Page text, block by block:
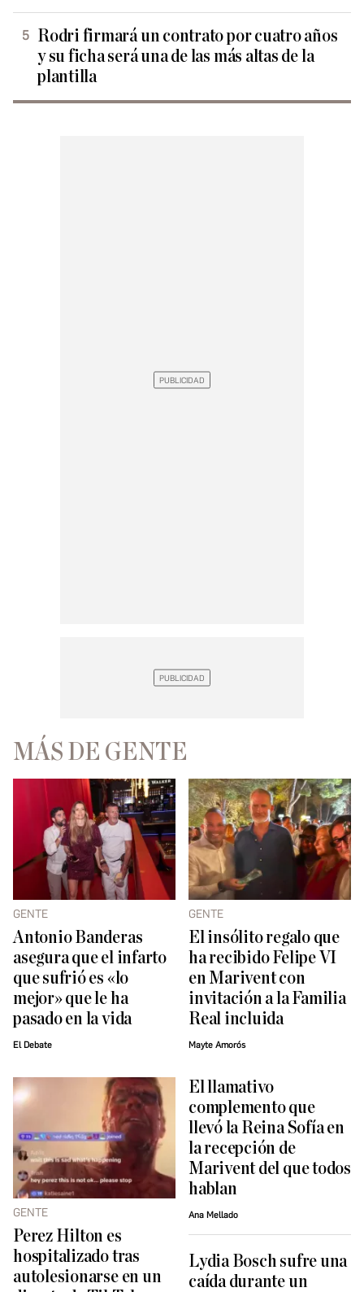
Rodri firmará un contrato por cuatro años
y su ficha será una de las más altas de la
plantilla
MÁS DE GENTE
GENTE
Antonio Banderas
asegura que el infarto
que sufrió es «lo
mejor» que le ha
pasado en la vida
El Debate
GENTE
El insólito regalo que
ha recibido Felipe VI
en Marivent con
invitación a la Familia
Real incluida
Mayte Amorós
GENTE
Perez Hilton es
hospitalizado tras
autolesionarse en un
El llamativo
complemento que
llevó la Reina Sofía en
la recepción de
Marivent del que todos
hablan
Ana Mellado
Lydia Bosch sufre una
caída durante un